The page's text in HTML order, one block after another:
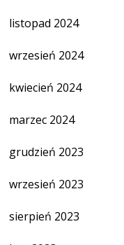
listopad 2024
wrzesień 2024
kwiecień 2024
marzec 2024
grudzień 2023
wrzesień 2023
sierpień 2023